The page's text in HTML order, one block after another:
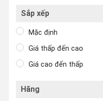
Sắp xếp
Mặc định
Giá thấp đến cao
Giá cao đến thấp
Hãng